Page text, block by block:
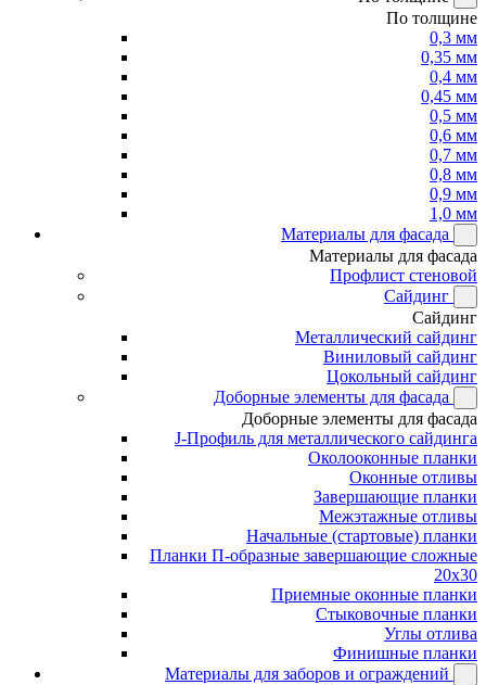
По толщине
0,3 мм
0,35 мм
0,4 мм
0,45 мм
0,5 мм
0,6 мм
0,7 мм
0,8 мм
0,9 мм
1,0 мм
Материалы для фасада
Материалы для фасада
Профлист стеновой
Сайдинг
Сайдинг
Металлический сайдинг
Виниловый сайдинг
Цокольный сайдинг
Доборные элементы для фасада
Доборные элементы для фасада
J-Профиль для металлического сайдинга
Околооконные планки
Оконные отливы
Завершающие планки
Межэтажные отливы
Начальные (стартовые) планки
Планки П-образные завершающие сложные
20x30
Приемные оконные планки
Стыковочные планки
Углы отлива
Финишные планки
Материалы для заборов и ограждений